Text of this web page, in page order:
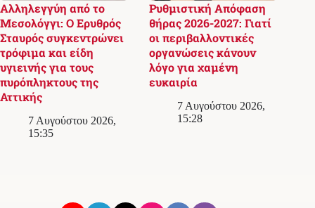
Αλληλεγγύη από το
Μεσολόγγι: Ο Ερυθρός
Σταυρός συγκεντρώνει
τρόφιμα και είδη
υγιεινής για τους
πυρόπληκτους της
Αττικής
7 Αυγούστου 2026,
15:35
Ρυθμιστική Απόφαση
θήρας 2026-2027: Γιατί
οι περιβαλλοντικές
οργανώσεις κάνουν
λόγο για χαμένη
ευκαιρία
7 Αυγούστου 2026,
15:28